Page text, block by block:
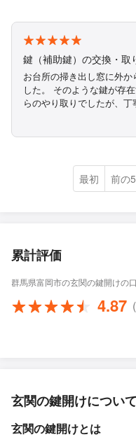
鍵（補助鍵）の交換・取
お台所の掃き出し窓に外
した。 そのような鍵が存
らのやり取りでしたが、
らの希望通りの鍵を付け
最初 前の
累計評価
群馬県富岡市の玄関の鍵開けの
4.87
玄関の鍵開けについて
玄関の鍵開けとは